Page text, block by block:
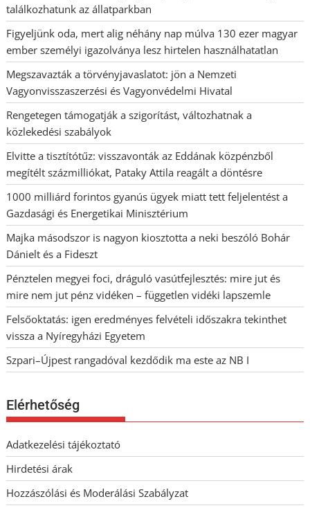
találkozhatunk az állatparkban
Figyeljünk oda, mert alig néhány nap múlva 130 ezer magyar
ember személyi igazolványa lesz hirtelen használhatatlan
Megszavazták a törvényjavaslatot: jön a Nemzeti
Vagyonvisszaszerzési és Vagyonvédelmi Hivatal
Rengetegen támogatják a szigorítást, változhatnak a
közlekedési szabályok
Elvitte a tisztítótűz: visszavonták az Eddának közpénzből
megítélt százmilliókat, Pataky Attila reagált a döntésre
1000 milliárd forintos gyanús ügyek miatt tett feljelentést a
Gazdasági és Energetikai Minisztérium
Majka másodszor is nagyon kiosztotta a neki beszóló Bohár
Dánielt és a Fideszt
Pénztelen megyei foci, dráguló vasútfejlesztés: mire jut és
mire nem jut pénz vidéken – független vidéki lapszemle
Felsőoktatás: igen eredményes felvételi időszakra tekinthet
vissza a Nyíregyházi Egyetem
Szpari–Újpest rangadóval kezdődik ma este az NB I
Elérhetőség
Adatkezelési tájékoztató
Hirdetési árak
Hozzászólási és Moderálási Szabályzat